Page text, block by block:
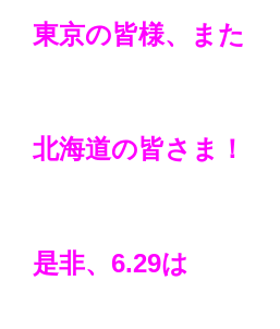
東京の皆様、また
北海道の皆さま！
是非、6.29は